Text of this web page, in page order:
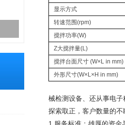
显示方式
转速范围(rpm)
搅拌功率(W)
Z大搅拌量(L)
搅拌台面尺寸 (W×L in mm)
外形尺寸(W×L×H in mm)
械检测设备、还从事电
探索取正，客户数量的